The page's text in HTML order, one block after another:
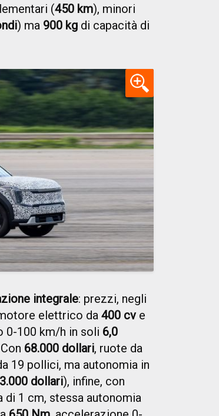
(450 km), minori
) ma 900 kg di capacità di
integrale: prezzi, negli
elettrico da 400 cve
0-100 km/h in soli 6,0
68.000 dollari, ruote da
19 pollici, ma autonomia in
dollari), infine, con
1 cm, stessa autonomia